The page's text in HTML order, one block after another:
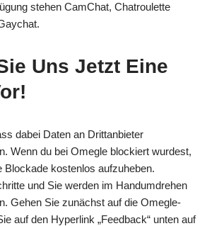
stehen CamChat, Chatroulette
Uns Jetzt Eine
dabei Daten an Drittanbieter
Wenn du bei Omegle blockiert wurdest,
Blockade kostenlos aufzuheben.
und Sie werden im Handumdrehen
Gehen Sie zunächst auf die Omegle-
auf den Hyperlink „Feedback“ unten auf